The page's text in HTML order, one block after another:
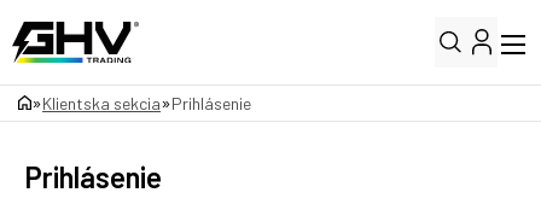
»Klientska sekcia»Prihlásenie
Prihlásenie